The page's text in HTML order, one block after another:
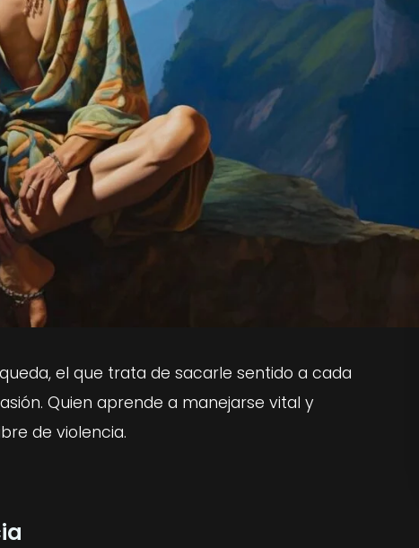
el que trata de sacarle sentido a cada
Quien aprende a manejarse vital y
de violencia.